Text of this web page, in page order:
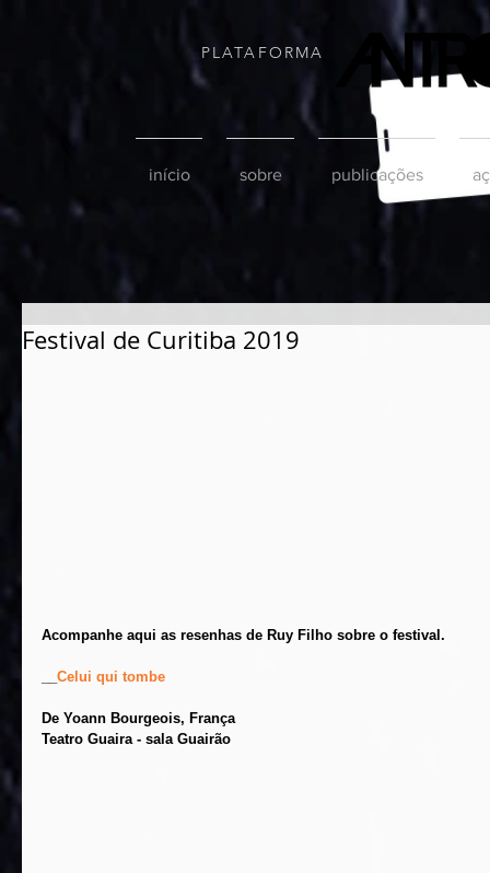
PLATAFORMA
início sobre publicações
Festival de Curitiba 2019
Acompanhe aqui as resenhas de Ruy Filho sobre o festival.
Celui qui tombe
De Yoann Bourgeois, França
Teatro Guaira - sala Guairão